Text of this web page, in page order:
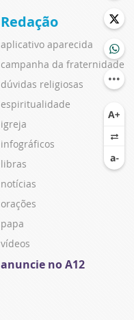
Redação
aplicativo aparecida
campanha da fraternidade
dúvidas religiosas
espiritualidade
igreja
infográficos
libras
notícias
orações
papa
vídeos
anuncie no A12